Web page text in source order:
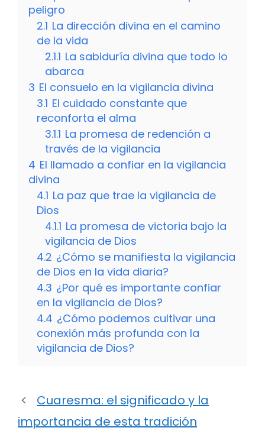
peligro
2.1 La dirección divina en el camino
de la vida
2.1.1 La sabiduría divina que todo lo
abarca
3 El consuelo en la vigilancia divina
3.1 El cuidado constante que
reconforta el alma
3.1.1 La promesa de redención a
través de la vigilancia
4 El llamado a confiar en la vigilancia
divina
4.1 La paz que trae la vigilancia de
Dios
4.1.1 La promesa de victoria bajo la
vigilancia de Dios
4.2 ¿Cómo se manifiesta la vigilancia
de Dios en la vida diaria?
4.3 ¿Por qué es importante confiar
en la vigilancia de Dios?
4.4 ¿Cómo podemos cultivar una
conexión más profunda con la
vigilancia de Dios?
Cuaresma: el significado y la
importancia de esta tradición